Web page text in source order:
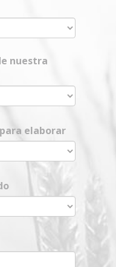
nuestra
elaborar